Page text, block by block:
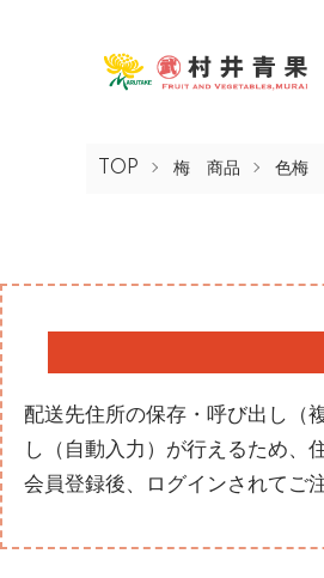
TOP 梅 商品 色梅
配送先住所の保存・呼び出し（
し（自動入力）が行えるため、
会員登録後、ログインされてご